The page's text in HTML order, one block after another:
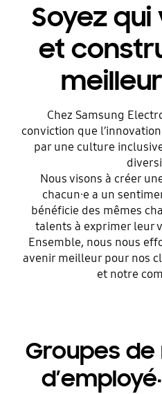
Favoriser
culturelle
un
En savoir
Soyez qui
et
Chez Samsung
conviction que
par une culture
Nous visons à créer
chacun·e a un
bénéficie des mêmes
talents à exprimer leur
Ensemble, nous nous
avenir meilleur pour nos
et notre
Groupes